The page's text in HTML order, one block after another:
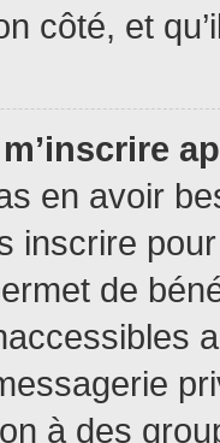
côté, et
en avoir
inscrire
de
à des